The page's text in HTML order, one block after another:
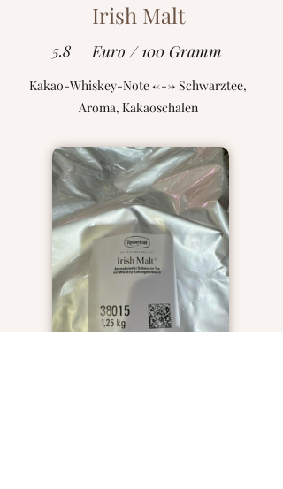
Irish Malt
5.8 Euro / 100 Gramm
Kakao-Whiskey-Note <---> Schwarztee,
Aroma, Kakaoschalen